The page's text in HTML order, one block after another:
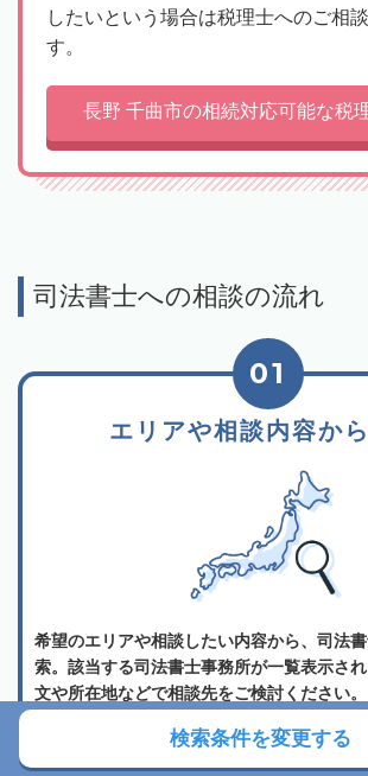
したいという場合は税理士へのご相
す。
長野 千曲市の相続対応可能な税
司法書士への相談の流れ
エリアや相談内容か
01
希望のエリアや相談したい内容から、司法
索。該当する司法書士事務所が一覧表示さ
文や所在地などで相談先をご検討ください。
検索条件を変更する